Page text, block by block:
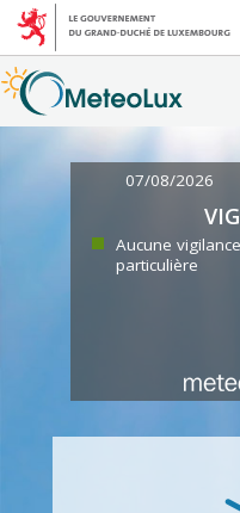
07/08/2026
Aucune vigilance
particulière